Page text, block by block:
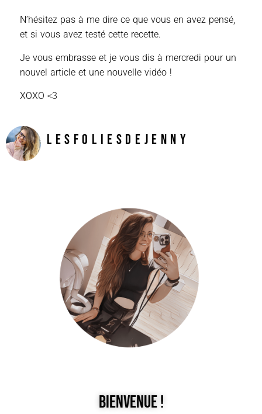
N’hésitez pas à me dire ce que vous en avez pensé,
et si vous avez testé cette recette.
Je vous embrasse et je vous dis à mercredi pour un
nouvel article et une nouvelle vidéo !
XOXO <3
LesFoliesDeJenny
Bienvenue !